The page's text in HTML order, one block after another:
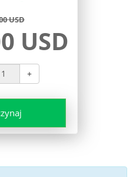
USD
USD
+